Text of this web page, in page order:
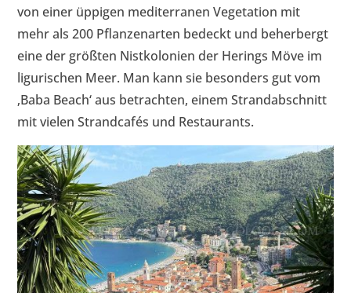
von einer üppigen mediterranen Vegetation mit
mehr als 200 Pflanzenarten bedeckt und beherbergt
eine der größten Nistkolonien der Herings Möve im
ligurischen Meer. Man kann sie besonders gut vom
‚Baba Beach‘ aus betrachten, einem Strandabschnitt
mit vielen Strandcafés und Restaurants.